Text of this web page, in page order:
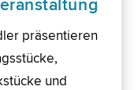
präsentieren
und